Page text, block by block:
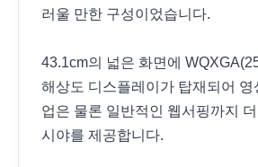
러울 만한 구성이었습니다.
43.1cm의 넓은 화면에
해상도 디스플레이가 탑재되어 영
업은 물론 일반적인 웹서핑까지
시야를 제공합니다.